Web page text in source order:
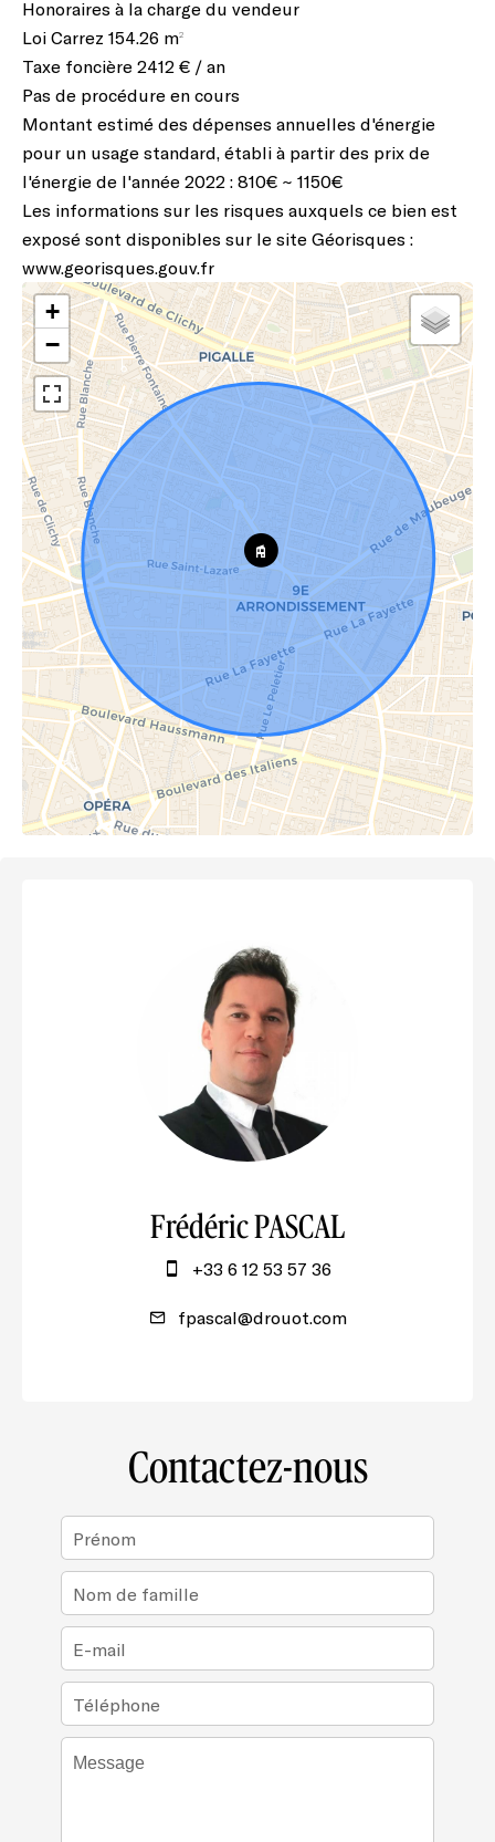
Honoraires à la charge du vendeur
Loi Carrez 154.26 m²
Taxe foncière 2412 € / an
Pas de procédure en cours
Montant estimé des dépenses annuelles d'énergie
pour un usage standard, établi à partir des prix de
l'énergie de l'année 2022 : 810€ ~ 1150€
Les informations sur les risques auxquels ce bien est
exposé sont disponibles sur le site Géorisques :
www.georisques.gouv.fr
+
−
Frédéric PASCAL
+33 6 12 53 57 36
fpascal@drouot.com
Contactez-nous